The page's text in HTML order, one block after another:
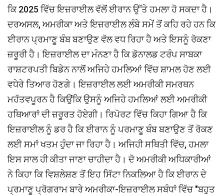
ਕਿ 2025 ਵਿੱਚ ਇਜ਼ਰਾਈਲ ਵੱਲੋਂ ਈਰਾਨ ਉੱਤੇ ਹਮਲਾ ਹੋ ਸਕਦਾ ਹੈ।
ਦਰਅਸਲ, ਅਮਰੀਕਾ ਅਤੇ ਇਜ਼ਰਾਈਲ ਲੰਬੇ ਸਮੇਂ ਤੋਂ ਕਹਿ ਰਹੇ ਹਨ ਕਿ
ਈਰਾਨ ਪ੍ਰਮਾਣੂ ਬੰਬ ਬਣਾਉਣ ਵੱਲ ਵਧ ਰਿਹਾ ਹੈ ਅਤੇ ਇਸਨੂੰ ਰੋਕਣਾ
ਜ਼ਰੂਰੀ ਹੈ। ਇਜ਼ਰਾਈਲ ਦਾ ਮੰਨਣਾ ਹੈ ਕਿ ਡੋਨਾਲਡ ਟਰੰਪ ਸਾਬਕਾ
ਰਾਸ਼ਟਰਪਤੀ ਬਿਡੇਨ ਨਾਲੋਂ ਅਜਿਹੇ ਹਮਲਿਆਂ ਵਿੱਚ ਸ਼ਾਮਲ ਹੋਣ ਲਈ
ਵਧੇਰੇ ਤਿਆਰ ਹੋਣਗੇ। ਇਜ਼ਰਾਈਲ ਲਈ ਅਮਰੀਕੀ ਸਮਰਥਨ
ਮਹੱਤਵਪੂਰਨ ਹੈ ਕਿਉਂਕਿ ਉਸਨੂੰ ਅਜਿਹੇ ਹਮਲਿਆਂ ਲਈ ਅਮਰੀਕੀ
ਹਥਿਆਰਾਂ ਦੀ ਜ਼ਰੂਰਤ ਹੋਏਗੀ। ਰਿਪੋਰਟ ਵਿੱਚ ਕਿਹਾ ਗਿਆ ਹੈ ਕਿ
ਇਜ਼ਰਾਈਲ ਨੂੰ ਡਰ ਹੈ ਕਿ ਈਰਾਨ ਨੂੰ ਪਰਮਾਣੂ ਬੰਬ ਬਣਾਉਣ ਤੋਂ ਰੋਕਣ
ਲਈ ਸਮਾਂ ਖਤਮ ਹੁੰਦਾ ਜਾ ਰਿਹਾ ਹੈ। ਅਜਿਹੀ ਸਥਿਤੀ ਵਿੱਚ, ਹਮਲਾ
ਇਸ ਸਾਲ ਹੀ ਕੀਤਾ ਜਾਣਾ ਚਾਹੀਦਾ ਹੈ। ਦੋ ਅਮਰੀਕੀ ਅਧਿਕਾਰੀਆਂ
ਨੇ ਕਿਹਾ ਕਿ ਵਿਸ਼ਲੇਸ਼ਣ ਤੋਂ ਇਹ ਸਿੱਟਾ ਨਿਕਲਿਆ ਹੈ ਕਿ ਈਰਾਨ ਦੇ
ਪ੍ਰਮਾਣੂ ਪ੍ਰੋਗਰਾਮ ਬਾਰੇ ਅਮਰੀਕਾ-ਇਜ਼ਰਾਈਲ ਸਬੰਧਾਂ ਵਿੱਚ "ਬਹੁਤ